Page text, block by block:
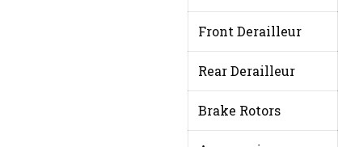
Front Derailleur
Rear Derailleur
Brake Rotors